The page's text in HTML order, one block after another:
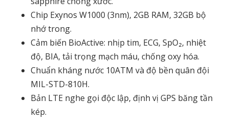
Chip Exynos W1000 (3nm), 2GB RAM, 32GB bộ
nhớ trong.
Cảm biến BioActive: nhịp tim, ECG, SpO₂, nhiệt
độ, BIA, tải trọng mạch máu, chống oxy hóa.
Chuẩn kháng nước 10ATM và độ bền quân đội
MIL-STD-810H.
Bản LTE nghe gọi độc lập, định vị GPS băng tần
kép.